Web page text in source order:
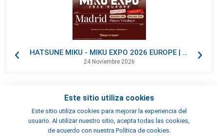
HATSUNE MIKU - MIKU EXPO 2026 EUROPE | VIP Packages
24 Noviembre 2026
Este sitio utiliza cookies
Este sitio utiliza cookies para mejorar la experiencia del
usuario. Al utilizar nuestro sitio, acepta todas las cookies,
de acuerdo con nuestra Política de cookies.
Términos y condiciones